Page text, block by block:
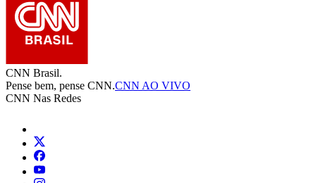
CNN Brasil.
Pense bem, pense CNN.CNN AO VIVO
CNN Nas Redes